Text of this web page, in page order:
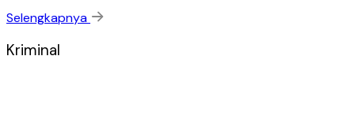
Selengkapnya
Kriminal